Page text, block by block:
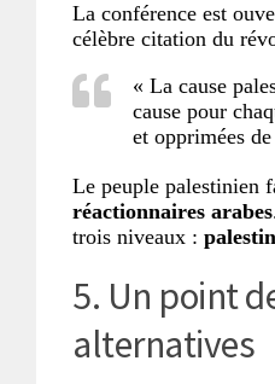
La conférence est
célèbre citation du
« La cause
cause pour
et opprimées
Le peuple palestinien
réactionnaires arabes
trois niveaux :
5. Un point
alternatives